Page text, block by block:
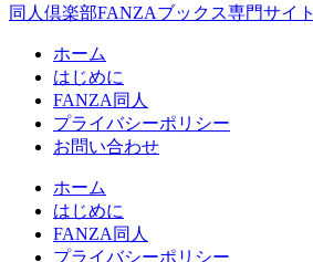
同人倶楽部FANZAブックス専門サイト
ホーム
はじめに
FANZA同人
プライバシーポリシー
お問い合わせ
ホーム
はじめに
FANZA同人
プライバシーポリシー